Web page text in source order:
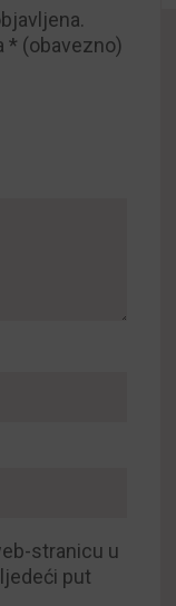
* (obavezno)
stranicu u
put